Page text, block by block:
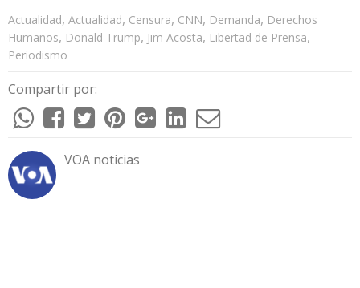
Actualidad, Actualidad, Censura, CNN, Demanda, Derechos
Humanos, Donald Trump, Jim Acosta, Libertad de Prensa,
Periodismo
Compartir por:
VOA noticias